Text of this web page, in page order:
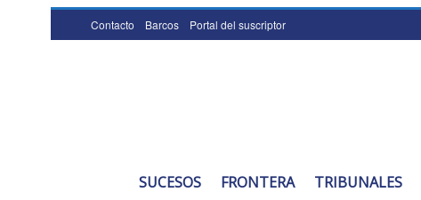
Contacto Barcos Portal del suscriptor
SUCESOS FRONTERA TRIBUNALES